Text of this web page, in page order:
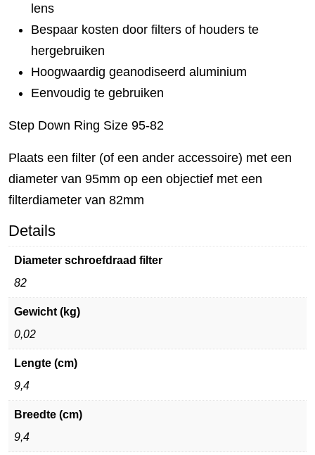
lens
Bespaar kosten door filters of houders te
hergebruiken
Hoogwaardig geanodiseerd aluminium
Eenvoudig te gebruiken
Step Down Ring Size 95-82
Plaats een filter (of een ander accessoire) met een
diameter van 95mm op een objectief met een
filterdiameter van 82mm
Details
Diameter schroefdraad filter
82
Gewicht (kg)
0,02
Lengte (cm)
9,4
Breedte (cm)
9,4